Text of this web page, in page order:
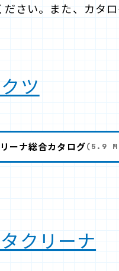
ださい。また、カタ
ツ
ーナ総合カタログ (5.9
クリーナ